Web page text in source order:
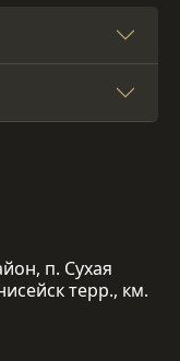
п. Сухая
терр., км.